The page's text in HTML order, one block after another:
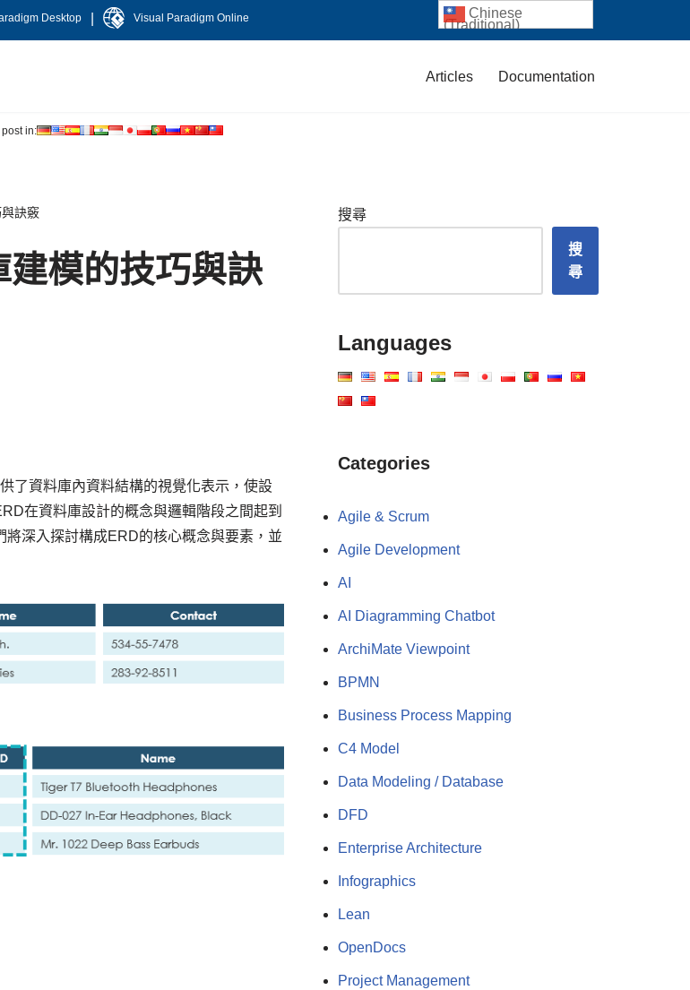
Desktop Visual Paradigm Online
Articles Documentation
in:
訣竅
模的技巧與訣
了資料庫內資料結構的視覺化表示，使設
在資料庫設計的概念與邏輯階段之間起到
深入探討構成ERD的核心概念與要素，並
搜尋
搜
尋
Languages
Categories
Agile & Scrum
Agile Development
AI
AI Diagramming Chatbot
ArchiMate Viewpoint
BPMN
Business Process Mapping
C4 Model
Data Modeling / Database
DFD
Enterprise Architecture
Infographics
Lean
OpenDocs
Project Management
Chinese
(Traditional)